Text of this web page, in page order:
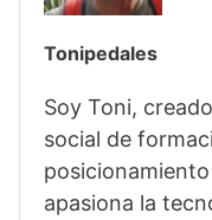
Tonipedales
Soy Toni,
social de
apasiona la